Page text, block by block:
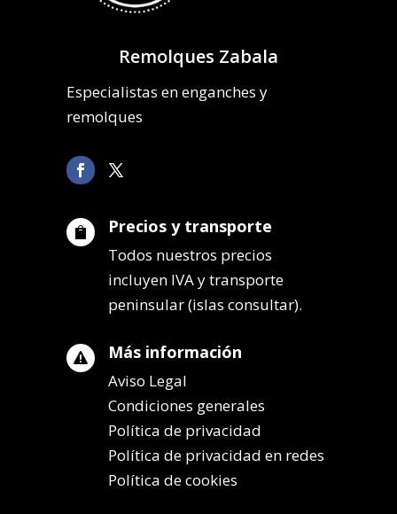
Remolques Zabala
Especialistas en enganches y
remolques
 Precios y transporte
Todos nuestros precios
incluyen IVA y transporte
peninsular (islas consultar).
 Más información
Aviso Legal
Condiciones generales
Política de privacidad
Política de privacidad en redes
Política de cookies